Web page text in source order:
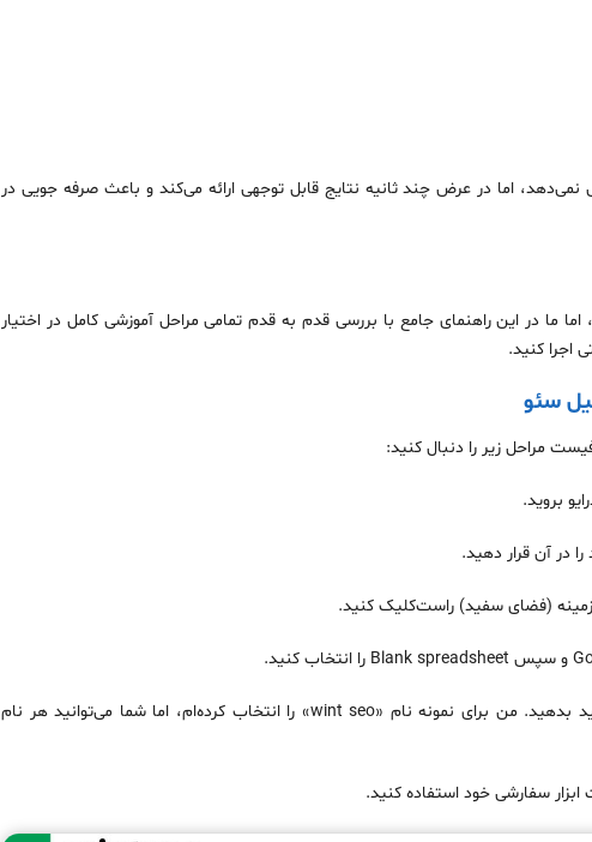
اما در عرض چند ثانیه نتایج قابل توجهی ارائه می‌کند و باعث صرفه‌ جویی در
ما در این راهنمای جامع با بررسی قدم به قدم تمامی مراحل آموزشی کامل در اختیار
اجرا کنید.
مراحل زیر را دنبال کنید:
بروید.
در آن قرار دهید.
(فضای سفید) راست‌کلیک کنید.
می‌توانید به شیت خود هر نامی که دوست دارید بدهید. من برای نمونه نام «wint seo» را انتخاب کرده‌ام، اما شما می‌توانید هر نام
سفارشی خود استفاده کنید.